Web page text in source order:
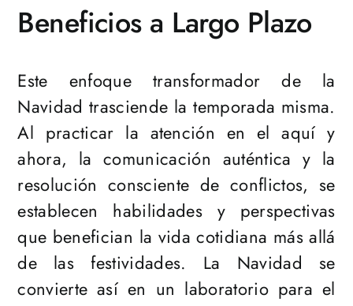
Beneficios a Largo Plazo
Este enfoque transformador de la
Navidad trasciende la temporada misma.
Al practicar la atención en el aquí y
ahora, la comunicación auténtica y la
resolución consciente de conflictos, se
establecen habilidades y perspectivas
que benefician la vida cotidiana más allá
de las festividades. La Navidad se
convierte así en un laboratorio para el